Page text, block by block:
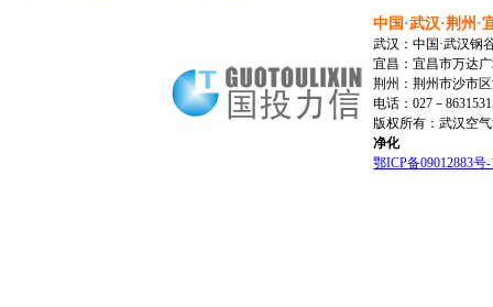
中国·武汉·荆州·
武汉：中国·武汉钢
宜昌：宜昌市万达
荆州：荆州市沙市
电话：027－
版权所有：武汉空
净化
鄂ICP备09012883号